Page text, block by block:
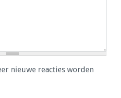
nieuwe reacties worden